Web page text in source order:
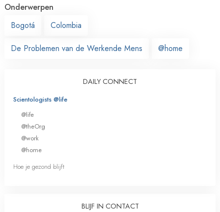
Onderwerpen
Bogotá
Colombia
De Problemen van de Werkende Mens @home
DAILY CONNECT
Scientologists @life
@life
@theOrg
@work
@home
Hoe je gezond blijft
BLIJF IN CONTACT